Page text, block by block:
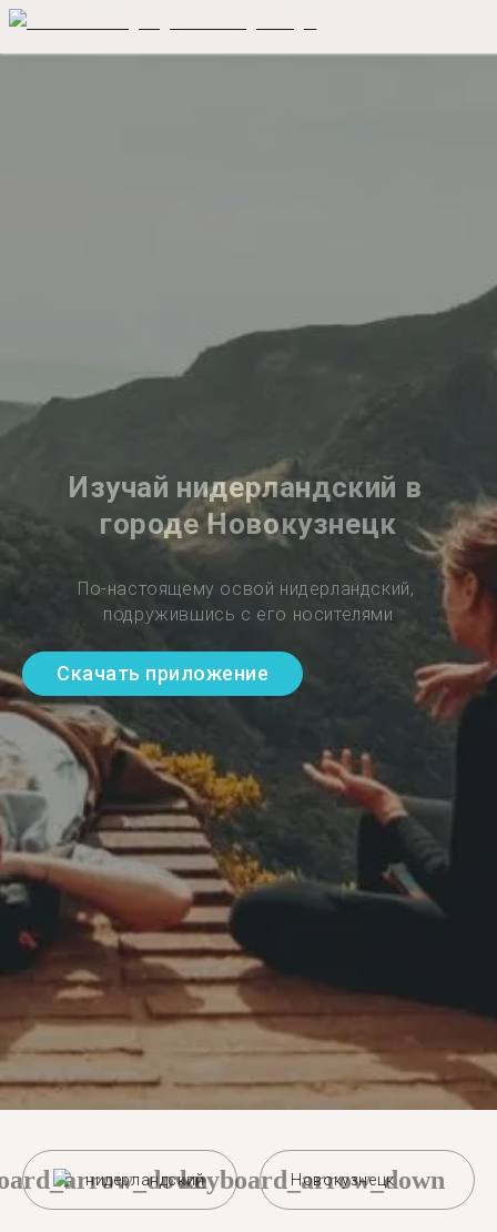
Изучай нидерландский в
городе Новокузнецк
По-настоящему освой нидерландский,
подружившись с его носителями
Скачать приложение
нидерландский Новокузнецк
keyboard_arrow_down